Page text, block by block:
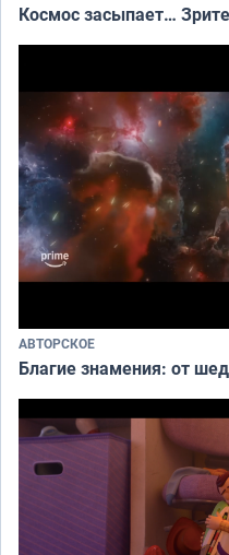
Космос засыпает…
АВТОРСКОЕ
Благие знамения: от